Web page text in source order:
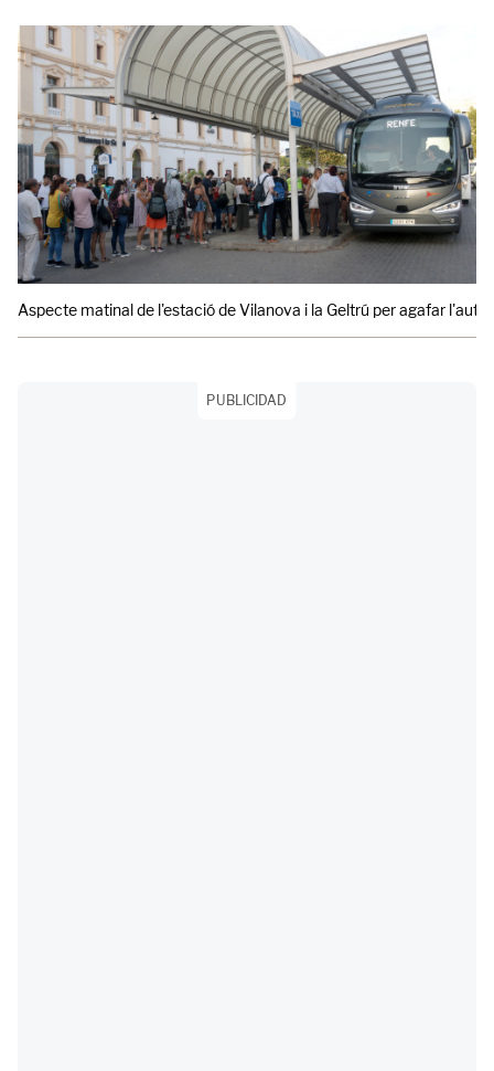
Aspecte matinal de l'estació de Vilanova i la Geltrú per agafar
PUBLICIDAD